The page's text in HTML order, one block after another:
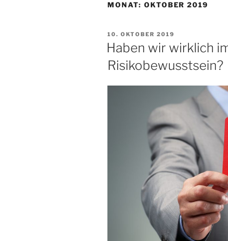
MONAT: OKTOBER 2019
10. OKTOBER 2019
Haben wir wirklich
Risikobewusstsein?